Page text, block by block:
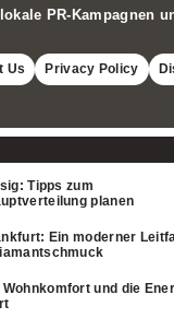
PR-Kampagnen
Us Privacy Policy
Tipps zum
planen
Ein moderner
und die